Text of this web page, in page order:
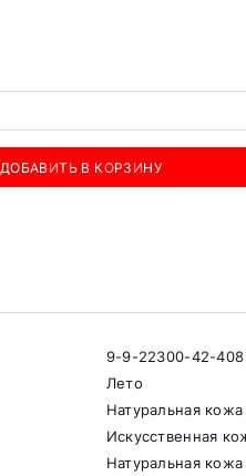
ДОБАВИТЬ В КОРЗИНУ
9-9-22300-42-408
Лето
Натуральная кожа
Искусственная
Натуральная кожа